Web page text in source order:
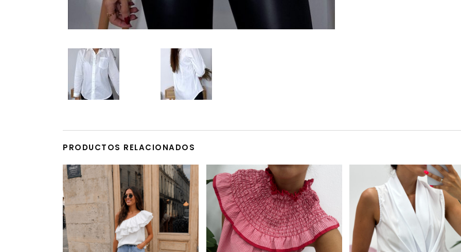
PRODUCTOS RELACIONADOS
Este producto tiene múltiples variantes. Las opciones se pueden elegir en la página de producto